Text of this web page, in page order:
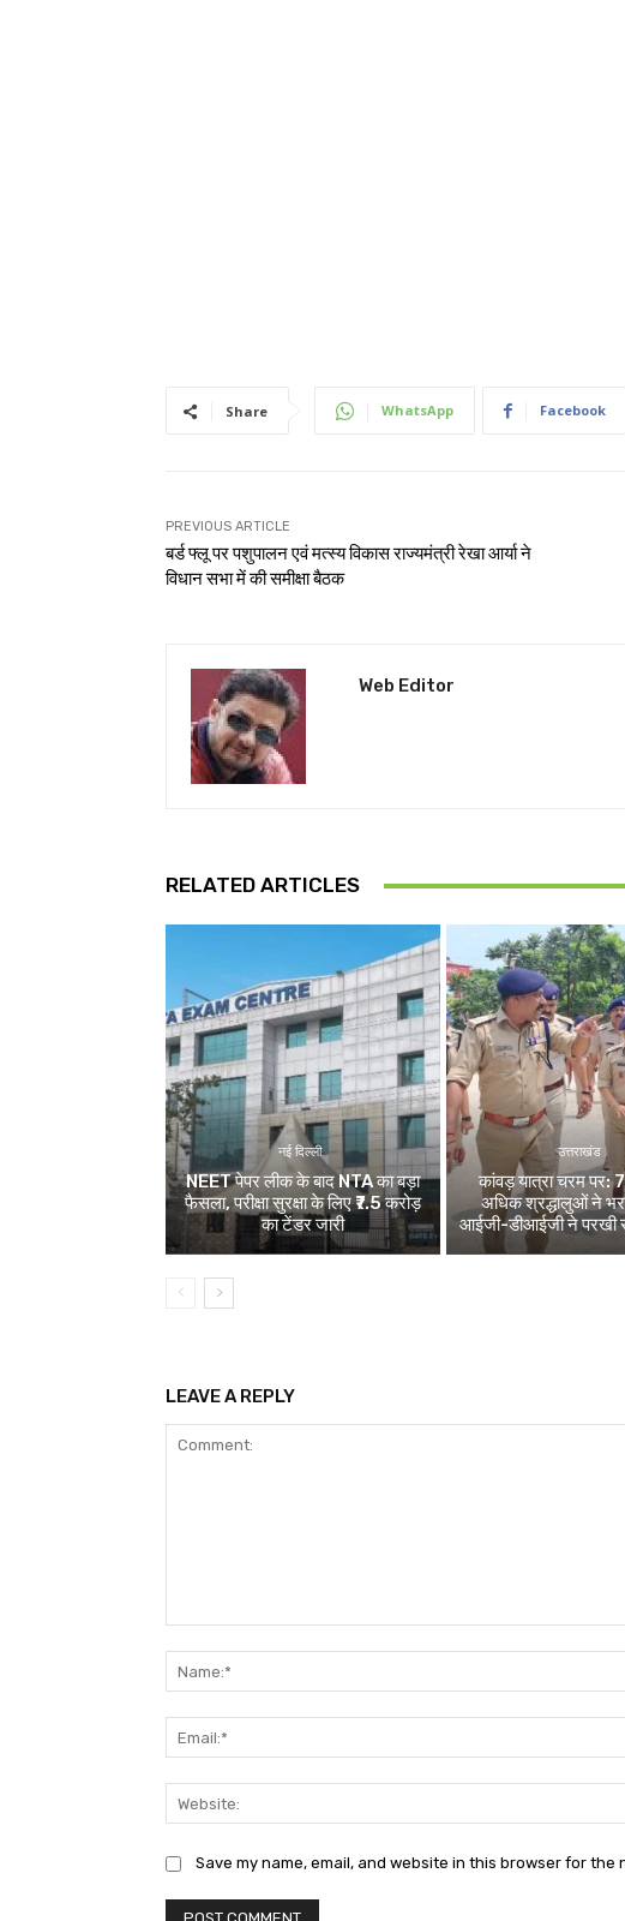
Share WhatsApp Facebook
PREVIOUS ARTICLE
बर्ड फ्लू पर पशुपालन एवं मत्स्य विकास राज्यमंत्री रेखा आर्या ने
विधान सभा में की समीक्षा बैठक
Web Editor
RELATED ARTICLES
नई दिल्ली
NEET पेपर लीक के बाद NTA का बड़ा
फैसला, परीक्षा सुरक्षा के लिए ₹7.5 करोड़
का टेंडर जारी
उत्तराखंड
कांवड़ यात्रा चरम
अधिक श्रद्धालुओं ने
आईजी-डीआईजी ने परखी
LEAVE A REPLY
Save my name, email, and website in this browser for the